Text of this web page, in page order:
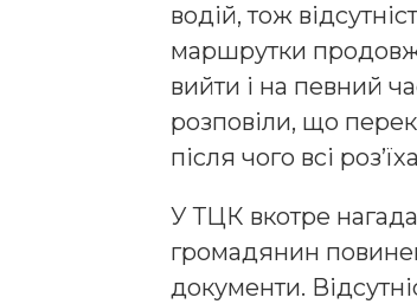
водій, тож
маршрутки
вийти і на певний
розповіли, що
після чого всі
У ТЦК вкотре
громадянин
документи.